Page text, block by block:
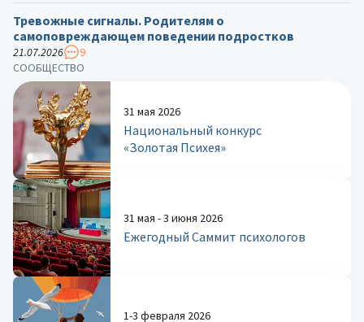
СООБЩЕСТВО
31 мая 2026
Национальный конкурс
«Золотая Психея»
31 мая - 3 июня 2026
Ежегодный Саммит психологов
1-3 февраля 2026
Тревожные сигналы. Родителям о
самоповреждающем поведении подростков
21.07.2026 9